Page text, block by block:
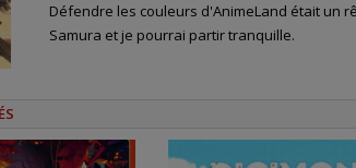
Défendre les couleurs d'AnimeLand était un
Samura et je pourrai partir tranquille.